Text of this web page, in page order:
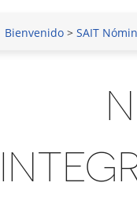
Bienvenido >SAIT